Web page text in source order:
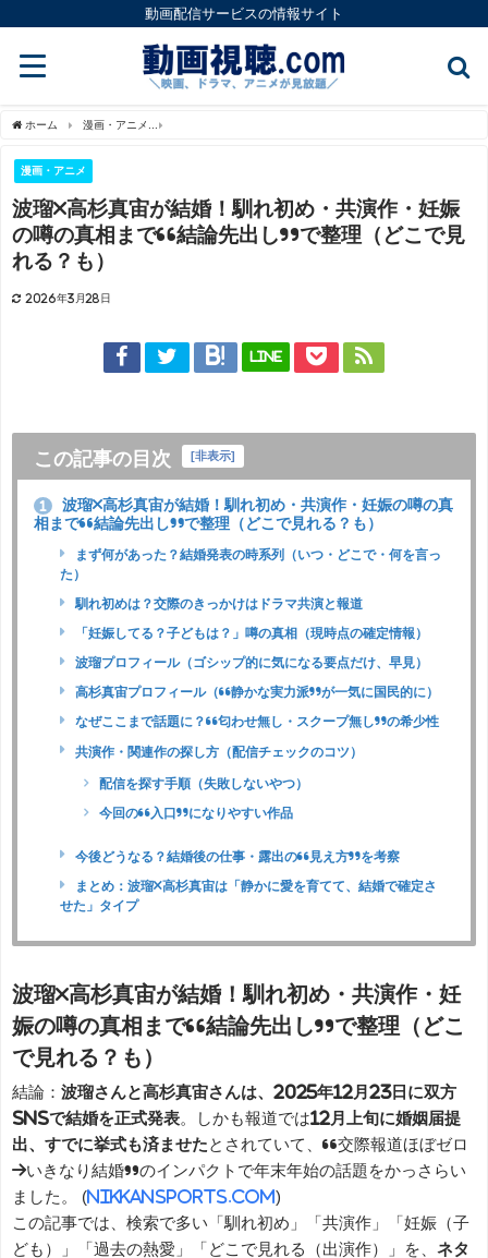
動画配信サービスの情報サイト
ホーム 漫画・アニメ
漫画・アニメ
波瑠×高杉真宙が結婚！馴れ初め・共演作・妊娠
の噂の真相まで“結論先出し”で整理（どこで見
れる？も）
2026年3月28日
LINE
この記事の目次 非表示
1
波瑠×高杉真宙が結婚！馴れ初め・共演作・妊娠の噂の真
相まで“結論先出し”で整理（どこで見れる？も）
まず何があった？結婚発表の時系列（いつ・どこで・何を言っ
た）
馴れ初めは？交際のきっかけはドラマ共演と報道
「妊娠してる？子どもは？」噂の真相（現時点の確定情報）
波瑠プロフィール（ゴシップ的に気になる要点だけ、早見）
高杉真宙プロフィール（“静かな実力派”が一気に国民的に）
なぜここまで話題に？“匂わせ無し・スクープ無し”の希少性
共演作・関連作の探し方（配信チェックのコツ）
配信を探す手順（失敗しないやつ）
今回の“入口”になりやすい作品
今後どうなる？結婚後の仕事・露出の“見え方”を考察
まとめ：波瑠×高杉真宙は「静かに愛を育てて、結婚で確定さ
せた」タイプ
波瑠×高杉真宙が結婚！馴れ初め・共演作・妊
娠の噂の真相まで“結論先出し”で整理（どこ
で見れる？も）
結論： 波瑠さんと高杉真宙さんは、2025年12月23日に双方
SNSで結婚を正式発表 。しかも報道では12月上旬に婚姻届提
出、すでに挙式も済ませた とされていて、“交際報道ほぼゼロ
→いきなり結婚”のインパクトで年末年始の話題をかっさらい
ました。 (nikkansports.com)
この記事では、検索で多い「馴れ初め」「共演作」「妊娠（子
ども）」「過去の熱愛」「どこで見れる（出演作）」を、 ネタ